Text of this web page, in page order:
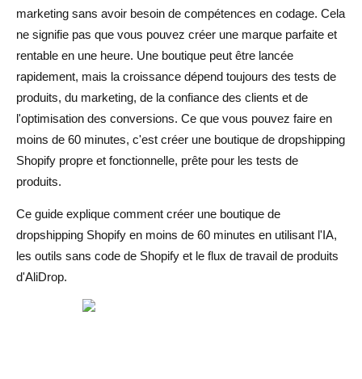
Ce que l'IA peut et ne peut pas faire pour votre boutique
L'IA peut vous aider à
L'IA ne peut pas remplacer
Comment améliorer la boutique après les 60 premières
Premières améliorations à apporter
Réflexions finales
FAQ sur la création d'une boutique Shopify en 60
minutes avec l'IA
Puis-je vraiment créer une boutique Shopify en 60
marketing sans avoir besoin de compétences en codage. Cela
ne signifie pas que vous pouvez créer une marque parfaite et
rentable en une heure. Une boutique peut être lancée
rapidement, mais la croissance dépend toujours des tests de
produits, du marketing, de la confiance des clients et de
l'optimisation des conversions. Ce que vous pouvez faire en
moins de 60 minutes, c'est créer une boutique de dropshipping
Shopify propre et fonctionnelle, prête pour les tests de
produits.
Ce guide explique comment créer une boutique de
dropshipping Shopify en moins de 60 minutes en utilisant l'IA,
les outils sans code de Shopify et le flux de travail de produits
d'AliDrop.